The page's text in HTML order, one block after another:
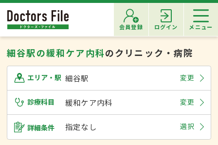
会員登録 ログイン メニュー
細谷駅の緩和ケア内科のクリニック・病院
エリア・駅 細谷駅 変更
診療科目 緩和ケア内科 変更
詳細条件 指定なし 選択